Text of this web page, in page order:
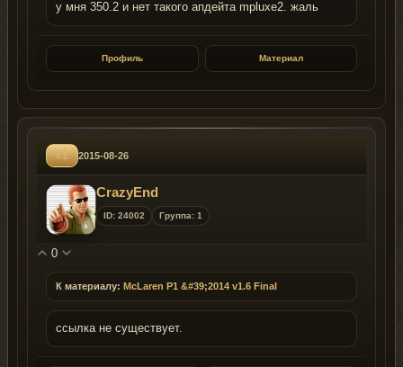
у мня 350.2 и нет такого апдейта mpluxe2. жаль
Профиль Материал
#1 2015-08-26
CrazyEnd
ID: 24002 Группа: 1
0
К материалу: McLaren P1 &#39;2014 v1.6 Final
ссылка не существует.